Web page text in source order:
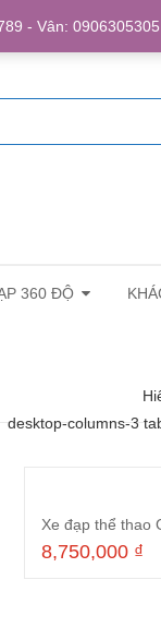
360 ĐỘ
desktop-columns-3
8,750,000 ₫
- Vân: 0906305305